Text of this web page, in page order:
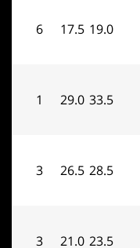
17.5
6
29.0
1
26.5
3
21.0
3